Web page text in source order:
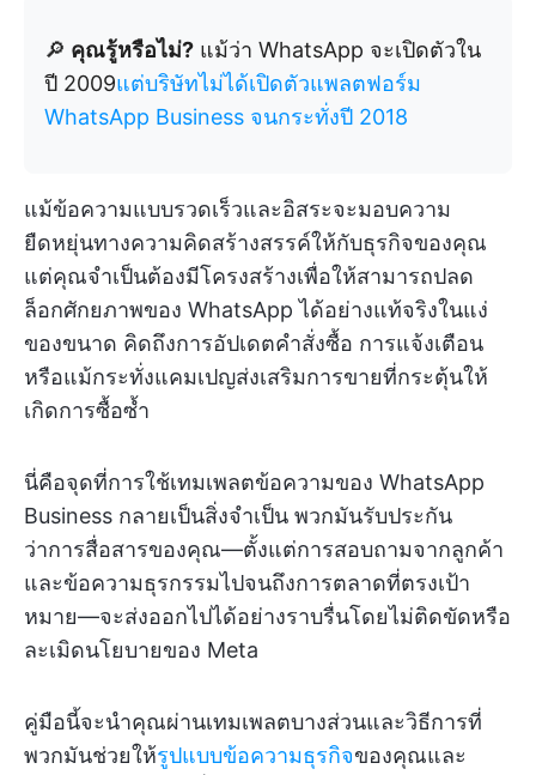
🔎 คุณรู้หรือไม่? แม้ว่า WhatsApp จะเปิดตัวใน
ปี 2009แต่บริษัทไม่ได้เปิดตัวแพลตฟอร์ม
WhatsApp Business จนกระทั่งปี 2018
แม้ข้อความแบบรวดเร็วและอิสระจะมอบความ
ยืดหยุ่นทางความคิดสร้างสรรค์ให้กับธุรกิจของคุณ
แต่คุณจำเป็นต้องมีโครงสร้างเพื่อให้สามารถปลด
ล็อกศักยภาพของ WhatsApp ได้อย่างแท้จริงในแง่
ของขนาด คิดถึงการอัปเดตคำสั่งซื้อ การแจ้งเตือน
หรือแม้กระทั่งแคมเปญส่งเสริมการขายที่กระตุ้นให้
เกิดการซื้อซ้ำ
นี่คือจุดที่การใช้เทมเพลตข้อความของ WhatsApp
Business กลายเป็นสิ่งจำเป็น พวกมันรับประกัน
ว่าการสื่อสารของคุณ—ตั้งแต่การสอบถามจากลูกค้า
และข้อความธุรกรรมไปจนถึงการตลาดที่ตรงเป้า
หมาย—จะส่งออกไปได้อย่างราบรื่นโดยไม่ติดขัดหรือ
ละเมิดนโยบายของ Meta
คู่มือนี้จะนำคุณผ่านเทมเพลตบางส่วนและวิธีการที่
พวกมันช่วยให้รูปแบบข้อความธุรกิจของคุณและ